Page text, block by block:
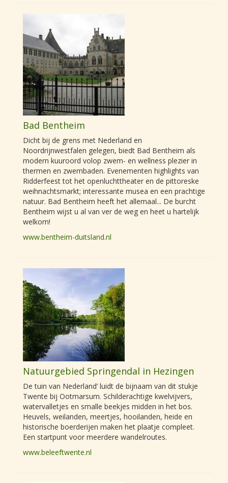
Bad Bentheim
Dicht bij de grens met Nederland en
Noordrijnwestfalen gelegen, biedt Bad Bentheim als
modern kuuroord volop zwem- en wellness plezier in
thermen en zwembaden. Evenementen highlights van
Ridderfeest tot het openluchttheater en de pittoreske
weihnachtsmarkt; interessante musea en een prachtige
natuur. Bad Bentheim heeft het allemaal... De burcht
Bentheim wijst u al van ver de weg en heet u hartelijk
welkom!
www.bentheim-duitsland.nl
Natuurgebied Springendal in Hezingen
De tuin van Nederland’ luidt de bijnaam van dit stukje
Twente bij Ootmarsum. Schilderachtige kwelvijvers,
watervalletjes en smalle beekjes midden in het bos.
Heuvels, weilanden, meertjes, hooilanden, heide en
historische boerderijen maken het plaatje compleet.
Een startpunt voor meerdere wandelroutes.
www.beleeftwente.nl